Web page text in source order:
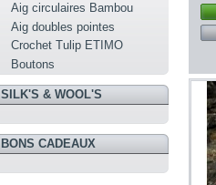
Aig circulaires Bambou
Aig doubles pointes
Crochet Tulip ETIMO
Boutons
SILK'S & WOOL'S
BONS CADEAUX